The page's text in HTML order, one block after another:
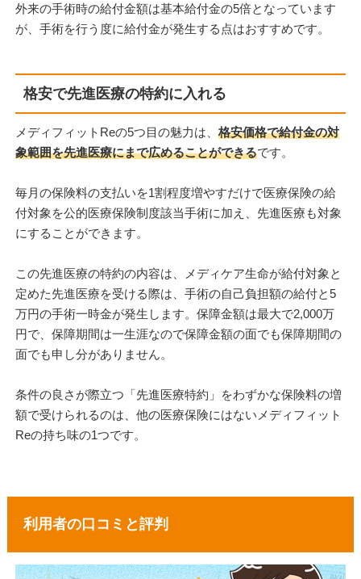
外来の手術時の給付金額は基本給付金の5倍となっています
が、手術を行う度に給付金が発生する点はおすすめです。
格安で先進医療の特約に入れる
メディフィットReの5つ目の魅力は、 格安価格で給付金の対
象範囲を先進医療にまで広めることができるです。
毎月の保険料の支払いを1割程度増やすだけで医療保険の給
付対象を公的医療保険制度該当手術に加え、先進医療も対象
にすることができます。
この先進医療の特約の内容は、メディケア生命が給付対象と
定めた先進医療を受ける際は、手術の自己負担額の給付と5
万円の手術一時金が発生します。保障金額は最大で2,000万
円で、保障期間は一生涯なので保障金額の面でも保障期間の
面でも申し分がありません。
条件の良さが際立つ「先進医療特約」をわずかな保険料の増
額で受けられるのは、他の医療保険にはないメディフィット
Reの持ち味の1つです。
利用者の口コミと評判